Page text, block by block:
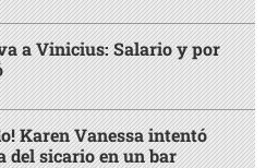
a Vinicius: Salario y por
Karen Vanessa intentó
del sicario en un bar